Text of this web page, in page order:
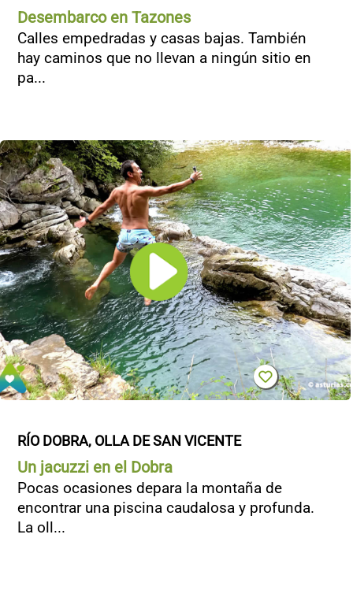
Desembarco en Tazones
Calles empedradas y casas bajas. También
hay caminos que no llevan a ningún sitio en
pa...
RÍO DOBRA, OLLA DE SAN VICENTE
Un jacuzzi en el Dobra
Pocas ocasiones depara la montaña de
encontrar una piscina caudalosa y profunda.
La oll...